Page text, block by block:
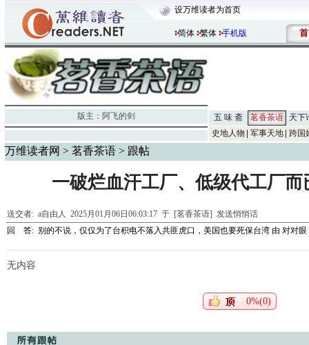
设万维读者为首页
简体 繁体 手机版 首
版主： 阿飞的剑 五 味 斋 茗香茶语
天下
史地人物
军事天地 跨国
万维读者网 > 茗香茶语 > 跟帖
一破烂血汗工厂、低级代工厂
送交者: a自由人 2025月01月06日06:03:17 于 [茗香茶语] 发送悄悄话
回 答: 别的不说，仅仅为了台积电不落入共匪虎口，美国也要死保台湾 由 对对眼
无内容
0%(0)